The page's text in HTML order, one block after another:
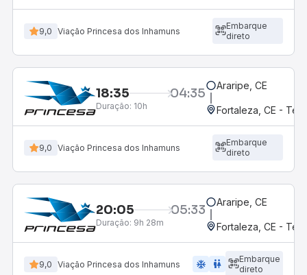
9,0 Viação Princesa dos Inhamuns
Embarque
direto
18:35 04:35
Duração: 10h
Araripe, CE
Fortaleza, CE -
9,0 Viação Princesa dos Inhamuns
Embarque
direto
20:05 05:33
Duração: 9h 28m
Araripe, CE
Fortaleza, CE -
9,0 Viação Princesa dos Inhamuns ac_unit wc
Embarque
direto